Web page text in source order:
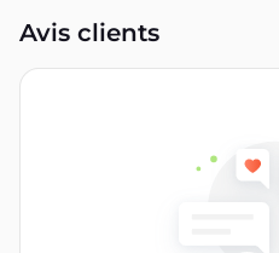
Avis clients